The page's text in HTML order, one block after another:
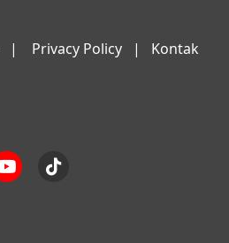
| Privacy Policy | Kontak